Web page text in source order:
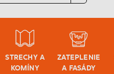
STRECHY A
KOMÍNY
ZATEPLENIE
A FASÁDY